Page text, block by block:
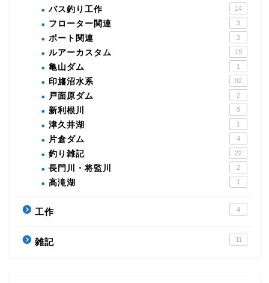
バス釣り工作 14
フローター関連 3
ボート関連 3
ルアーカスタム 19
亀山ダム 1
印旛沼水系 92
戸面原ダム 2
新利根川 9
津久井湖 1
片倉ダム 4
釣り雑記 22
長門川・将監川 2
高滝湖 1
工作 4
雑記 11